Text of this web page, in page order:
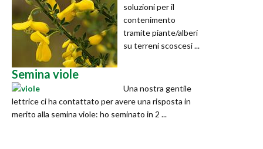
soluzioni per il
contenimento
tramite piante/alberi
su terreni scoscesi ...
Semina viole
Una nostra gentile
lettrice ci ha contattato per avere una risposta in
merito alla semina viole: ho seminato in 2 ...